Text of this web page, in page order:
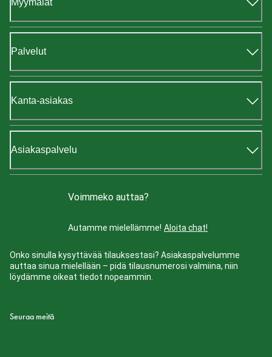
Myymälät
Palvelut
Kanta-asiakas
Asiakaspalvelu
Voimmeko auttaa?
Autamme mielellämme! Aloita chat!
Onko sinulla kysyttävää tilauksestasi? Asiakaspalvelumme
auttaa sinua mielellään – pidä tilausnumerosi valmiina, niin
löydämme oikeat tiedot nopeammin.
Seuraa meitä